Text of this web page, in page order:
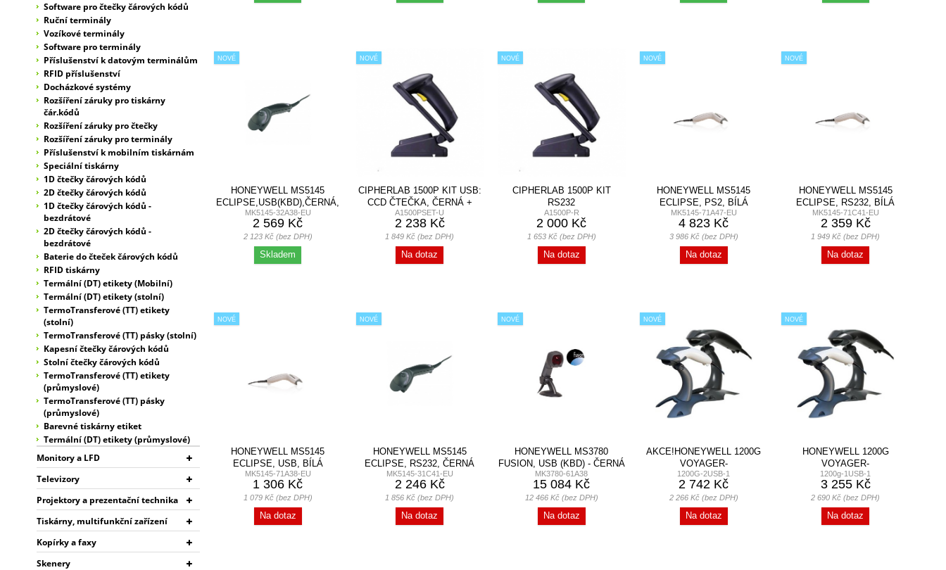
NOVÉ
HONEYWELL MS5145
ECLIPSE,USB(KBD),ČERNÁ,
STOJÁNEK
MK5145-32A38-EU
2 569 Kč
2 123 Kč (bez DPH)
Skladem
NOVÉ
CIPHERLAB 1500P KIT USB:
CCD ČTEČKA, ČERNÁ +
KABEL USB +...
A1500PSET-U
2 238 Kč
1 849 Kč (bez DPH)
Na dotaz
NOVÉ
CIPHERLAB 1500P KIT
RS232
A1500P-R
2 000 Kč
1 653 Kč (bez DPH)
Na dotaz
NOVÉ
HONEYWELL MS5145
ECLIPSE, PS2, BÍLÁ
MK5145-71A47-EU
4 823 Kč
3 986 Kč (bez DPH)
Na dotaz
NOVÉ
HONEYWELL MS5145
ECLIPSE, RS232, BÍLÁ
MK5145-71C41-EU
2 359 Kč
1 949 Kč (bez DPH)
Na dotaz
NOVÉ
HONEYWELL MS5145
ECLIPSE, USB, BÍLÁ
MK5145-71A38-EU
1 306 Kč
1 079 Kč (bez DPH)
Na dotaz
NOVÉ
HONEYWELL MS5145
ECLIPSE, RS232, ČERNÁ
MK5145-31C41-EU
2 246 Kč
1 856 Kč (bez DPH)
Na dotaz
NOVÉ
HONEYWELL MS3780
FUSION, USB (KBD) - ČERNÁ
MK3780-61A38
15 084 Kč
12 466 Kč (bez DPH)
Na dotaz
NOVÉ
AKCE!HONEYWELL 1200G
VOYAGER-
USB,ČERNÁ,STOJAN
1200G-2USB-1
2 742 Kč
2 266 Kč (bez DPH)
Na dotaz
NOVÉ
HONEYWELL 1200G
VOYAGER-
USB,BÍLÁ,STOJAN
1200g-1USB-1
3 255 Kč
2 690 Kč (bez DPH)
Na dotaz
Software pro čtečky čárových kódů
Ruční terminály
Vozíkové terminály
Software pro terminály
Příslušenství k datovým terminálům
RFID příslušenství
Docházkové systémy
Rozšíření záruky pro tiskárny
čár.kódů
Rozšíření záruky pro čtečky
Rozšíření záruky pro terminály
Příslušenství k mobilním tiskárnám
Speciální tiskárny
1D čtečky čárových kódů
2D čtečky čárových kódů
1D čtečky čárových kódů -
bezdrátové
2D čtečky čárových kódů -
bezdrátové
Baterie do čteček čárových kódů
RFID tiskárny
Termální (DT) etikety (Mobilní)
Termální (DT) etikety (stolní)
TermoTransferové (TT) etikety
(stolní)
TermoTransferové (TT) pásky (stolní)
Kapesní čtečky čárových kódů
Stolní čtečky čárových kódů
TermoTransferové (TT) etikety
(průmyslové)
TermoTransferové (TT) pásky
(průmyslové)
Barevné tiskárny etiket
Termální (DT) etikety (průmyslové)
Monitory a LFD
Televizory
Projektory a prezentační technika
Tiskárny, multifunkční zařízení
Kopírky a faxy
Skenery